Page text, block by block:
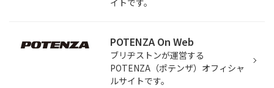
イトです。
POTENZA On Web
ブリヂストンが運営する
POTENZA（ポテンザ）オフィシャ
ルサイトです。